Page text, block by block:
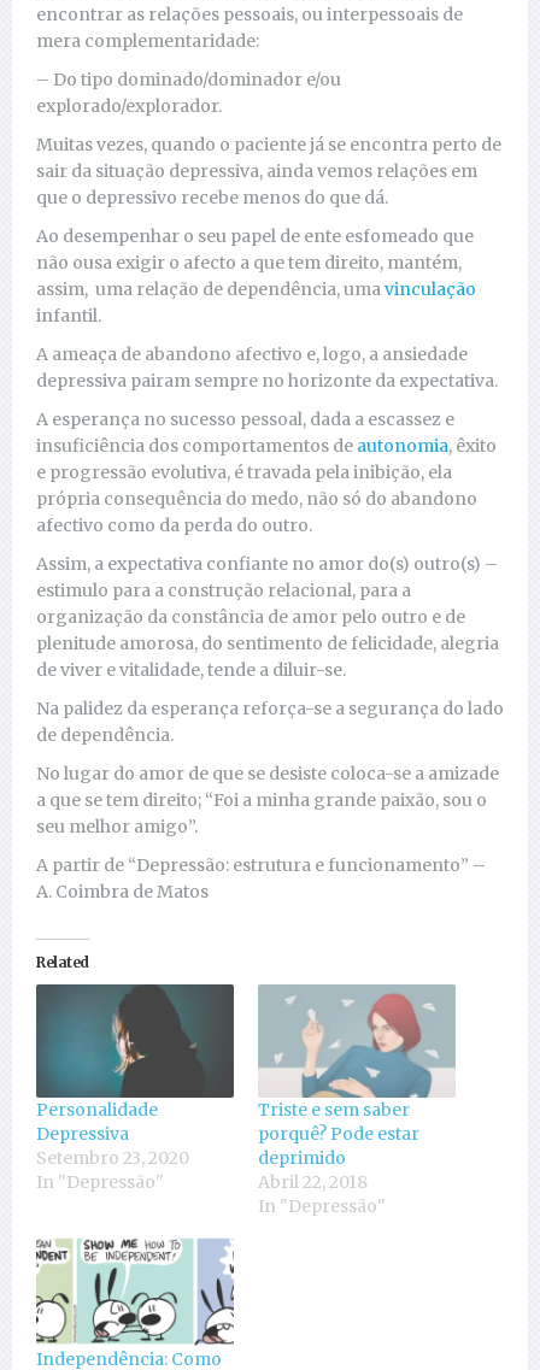
encontrar as relações pessoais, ou interpessoais de
mera complementaridade:
– Do tipo dominado/dominador e/ou
explorado/explorador.
Muitas vezes, quando o paciente já se encontra perto de
sair da situação depressiva, ainda vemos relações em
que o depressivo recebe menos do que dá.
Ao desempenhar o seu papel de ente esfomeado que
não ousa exigir o afecto a que tem direito, mantém,
assim, uma relação de dependência, umavinculação
infantil.
A ameaça de abandono afectivo e, logo, a ansiedade
depressiva pairam sempre no horizonte da expectativa.
A esperança no sucesso pessoal, dada a escassez e
insuficiência dos comportamentos de autonomia, êxito
e progressão evolutiva, é travada pela inibição, ela
própria consequência do medo, não só do abandono
afectivo como da perda do outro.
Assim, a expectativa confiante no amor do(s) outro(s) –
estimulo para a construção relacional, para a
organização da constância de amor pelo outro e de
plenitude amorosa, do sentimento de felicidade, alegria
de viver e vitalidade, tende a diluir-se.
Na palidez da esperança reforça-se a segurança do lado
de dependência.
No lugar do amor de que se desiste coloca-se a amizade
a que se tem direito; “Foi a minha grande paixão, sou o
seu melhor amigo”.
A partir de “Depressão: estrutura e funcionamento” –
A. Coimbra de Matos
Related
Personalidade
Depressiva
Setembro 23, 2020
In "Depressão"
Triste e sem saber
porquê? Pode estar
deprimido
Abril 22, 2018
In "Depressão"
Independência: Como